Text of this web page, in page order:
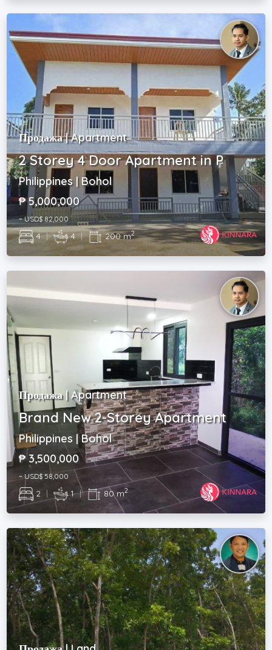
Продажа | Apartment
2 Storey 4 Door Apartment in P
Philippines | Bohol
₱ 5,000,000
~ USD$ 82,000
4 | 4 | 200 m2
Продажа | Apartment
Brand New 2-Storey Apartment
Philippines | Bohol
₱ 3,500,000
~ USD$ 58,000
2 | 1 | 80 m2